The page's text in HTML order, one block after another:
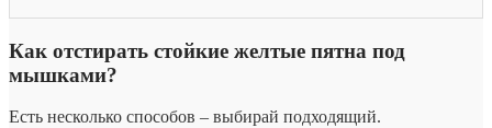
Как отстирать стойкие желтые пятна под
мышками?
Есть несколько способов – выбирай подходящий.